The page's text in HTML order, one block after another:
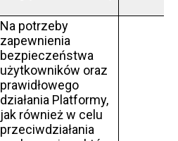
Na potrzeby
zapewnienia
bezpieczeństwa
użytkowników oraz
prawidłowego
działania Platformy,
jak również w celu
przeciwdziałania